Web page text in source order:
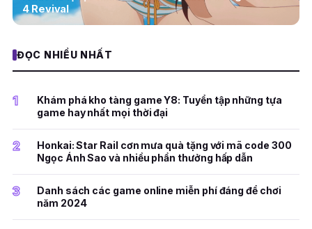
4 Revival
ĐỌC NHIỀU NHẤT
1
Khám phá kho tàng game Y8: Tuyển tập những tựa
game hay nhất mọi thời đại
2
Honkai: Star Rail cơn mưa quà tặng với mã code 300
Ngọc Ánh Sao và nhiều phần thưởng hấp dẫn
3
Danh sách các game online miễn phí đáng để chơi
năm 2024